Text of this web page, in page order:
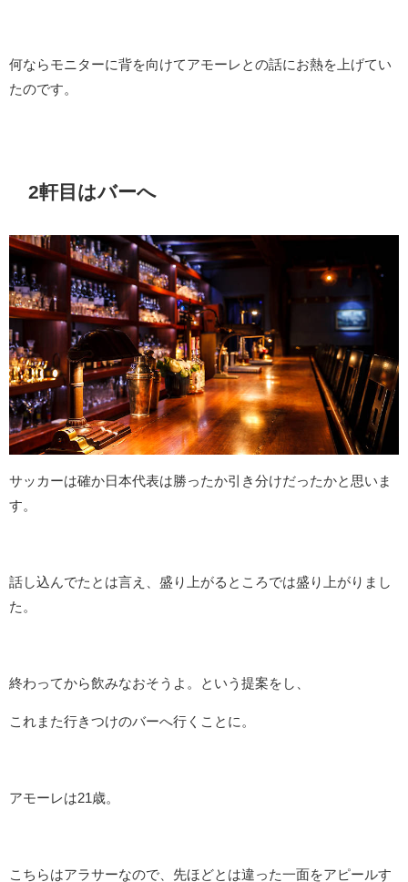
何ならモニターに背を向けてアモーレとの話にお熱を上げてい
たのです。
2軒目はバーへ
サッカーは確か日本代表は勝ったか引き分けだったかと思いま
す。
話し込んでたとは言え、盛り上がるところでは盛り上がりまし
た。
終わってから飲みなおそうよ。という提案をし、
これまた行きつけのバーへ行くことに。
アモーレは21歳。
こちらはアラサーなので、先ほどとは違った一面をアピールす